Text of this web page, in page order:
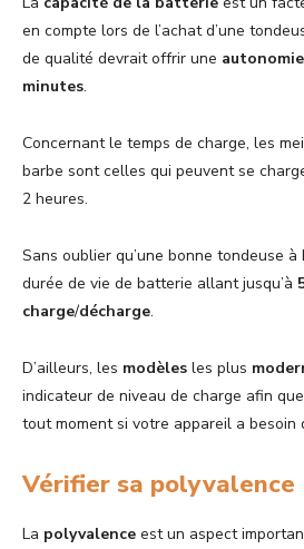
en compte lors de l’achat d’une
de qualité devrait offrir une autonomie
minutes.
Concernant le temps de charge, les
barbe sont celles qui peuvent se
2 heures.
Sans oublier qu’une bonne tondeuse
durée de vie de batterie allant jusqu’à
charge/décharge.
D’ailleurs, les modèles les plus
indicateur de niveau de charge afin
tout moment si votre appareil a besoin
Vérifier sa polyvalence
La polyvalence est un aspect